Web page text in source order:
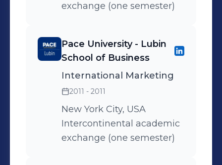
exchange (one semester)
Pace University - Lubin
School of Business
International Marketing
2011 - 2011
New York City, USA
Intercontinental academic
exchange (one semester)